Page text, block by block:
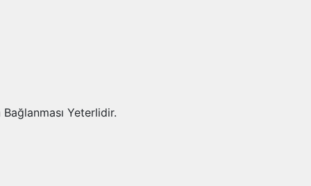
Yeterlidir.